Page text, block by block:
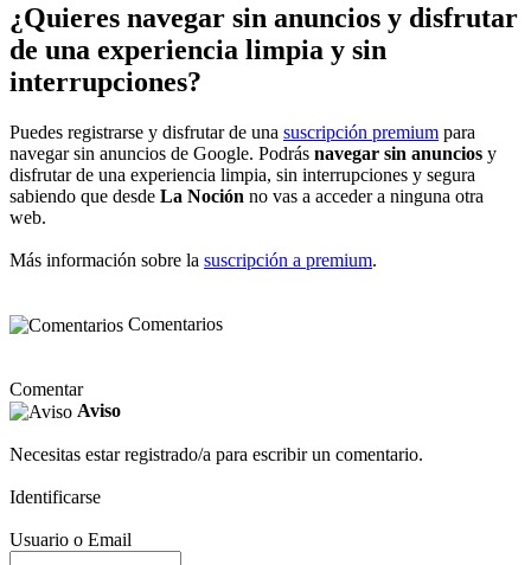
¿Quieres navegar sin anuncios y disfrutar
de una experiencia limpia y sin
interrupciones?
Puedes registrarse y disfrutar de una suscripción premium para
navegar sin anuncios de Google. Podrás navegar sin anuncios y
disfrutar de una experiencia limpia, sin interrupciones y segura
sabiendo que desde La Noción no vas a acceder a ninguna otra
web.
Más información sobre la suscripción a premium.
Comentarios
Comentar
Aviso
Necesitas estar registrado/a para escribir un comentario.
Identificarse
Usuario o Email